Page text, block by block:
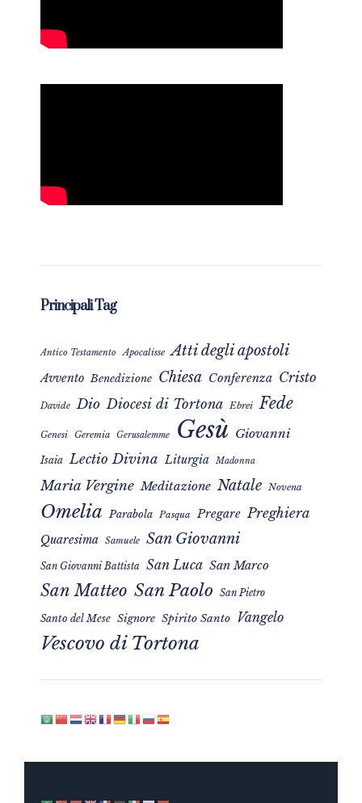
Principali Tag
Antico Testamento Apocalisse Atti degli apostoli
Avvento Benedizione Chiesa Conferenza Cristo
Davide Dio Diocesi di Tortona Ebrei Fede
Genesi Geremia Gerusalemme Gesù Giovanni
Isaia Lectio Divina Liturgia Madonna
Maria Vergine Meditazione Natale Novena
Omelia Parabola Pasqua Pregare Preghiera
Quaresima Samuele San Giovanni
San Giovanni Battista San Luca San Marco
San Matteo San Paolo San Pietro
Santo del Mese Signore Spirito Santo Vangelo
Vescovo di Tortona